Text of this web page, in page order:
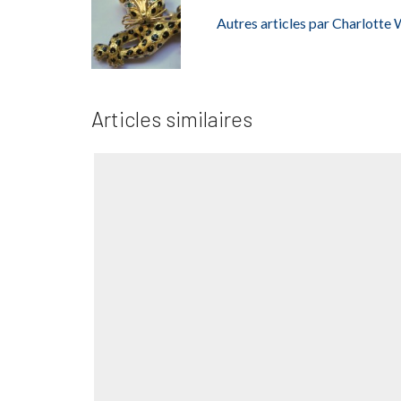
Autres articles par Charlotte
Articles similaires